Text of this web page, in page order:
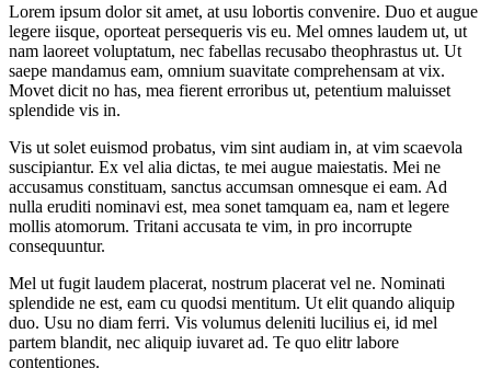
Lorem ipsum dolor sit amet, at usu lobortis convenire. Duo et augue
legere iisque, oporteat persequeris vis eu. Mel omnes laudem ut, ut
nam laoreet voluptatum, nec fabellas recusabo theophrastus ut. Ut
saepe mandamus eam, omnium suavitate comprehensam at vix.
Movet dicit no has, mea fierent erroribus ut, petentium maluisset
splendide vis in.
Vis ut solet euismod probatus, vim sint audiam in, at vim scaevola
suscipiantur. Ex vel alia dictas, te mei augue maiestatis. Mei ne
accusamus constituam, sanctus accumsan omnesque ei eam. Ad
nulla eruditi nominavi est, mea sonet tamquam ea, nam et legere
mollis atomorum. Tritani accusata te vim, in pro incorrupte
consequuntur.
Mel ut fugit laudem placerat, nostrum placerat vel ne. Nominati
splendide ne est, eam cu quodsi mentitum. Ut elit quando aliquip
duo. Usu no diam ferri. Vis volumus deleniti lucilius ei, id mel
partem blandit, nec aliquip iuvaret ad. Te quo elitr labore
contentiones.